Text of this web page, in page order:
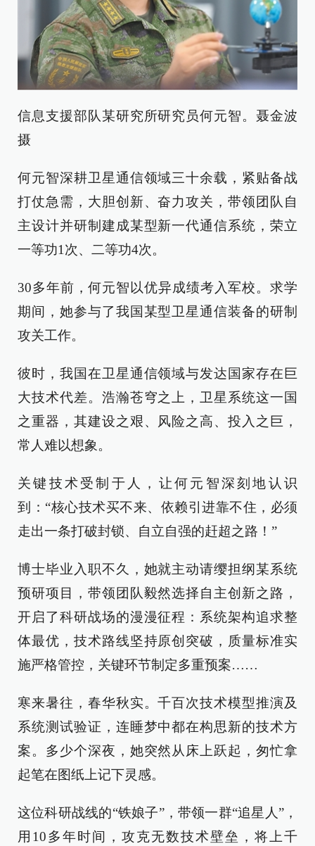
信息支援部队某研究所研究员何元智。聂金波
摄
何元智深耕卫星通信领域三十余载，紧贴备战
打仗急需，大胆创新、奋力攻关，带领团队自
主设计并研制建成某型新一代通信系统，荣立
一等功1次、二等功4次。
30多年前，何元智以优异成绩考入军校。求学
期间，她参与了我国某型卫星通信装备的研制
攻关工作。
彼时，我国在卫星通信领域与发达国家存在巨
大技术代差。浩瀚苍穹之上，卫星系统这一国
之重器，其建设之艰、风险之高、投入之巨，
常人难以想象。
关键技术受制于人，让何元智深刻地认识
到：“核心技术买不来、依赖引进靠不住，必须
走出一条打破封锁、自立自强的赶超之路！”
博士毕业入职不久，她就主动请缨担纲某系统
预研项目，带领团队毅然选择自主创新之路，
开启了科研战场的漫漫征程：系统架构追求整
体最优，技术路线坚持原创突破，质量标准实
施严格管控，关键环节制定多重预案……
寒来暑往，春华秋实。千百次技术模型推演及
系统测试验证，连睡梦中都在构思新的技术方
案。多少个深夜，她突然从床上跃起，匆忙拿
起笔在图纸上记下灵感。
这位科研战线的“铁娘子”，带领一群“追星人”，
用10多年时间，攻克无数技术壁垒，将上千